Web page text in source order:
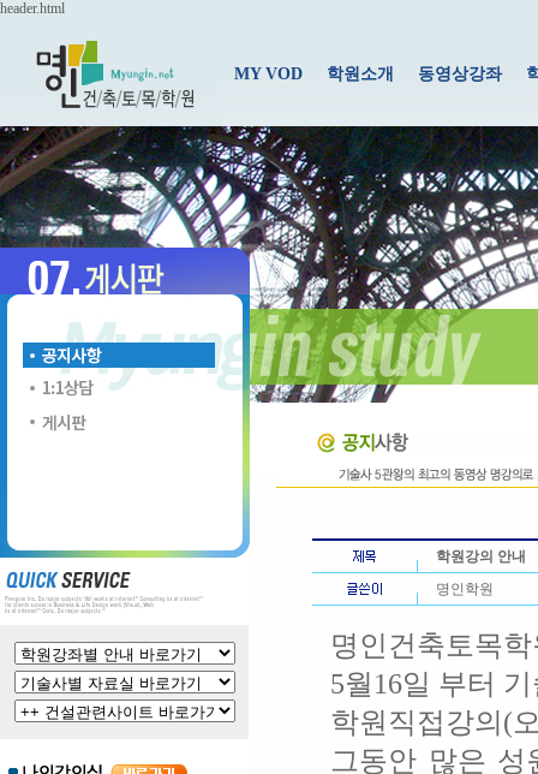
header.html
MY VOD 학원소개 동영상강좌
학원강의 안내
명인학원
명인건축토목
5월16일 부터
학원직접강의(
그동안 많은 성